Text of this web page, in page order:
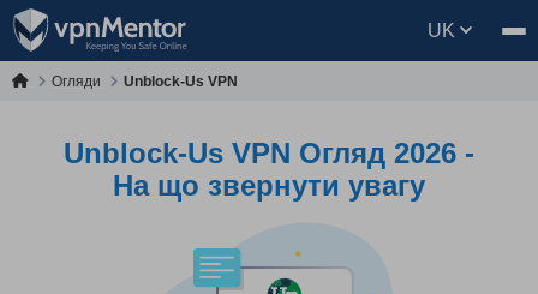
UK
Огляди Unblock-Us VPN
Unblock-Us VPN Огляд 2026 -
На що звернути увагу